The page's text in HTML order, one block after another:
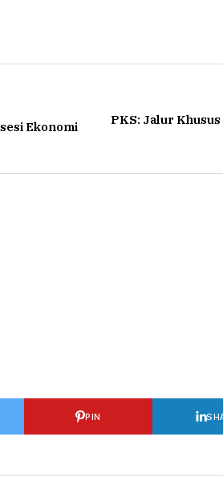
Ekonomi
PKS: Jalur
PIN